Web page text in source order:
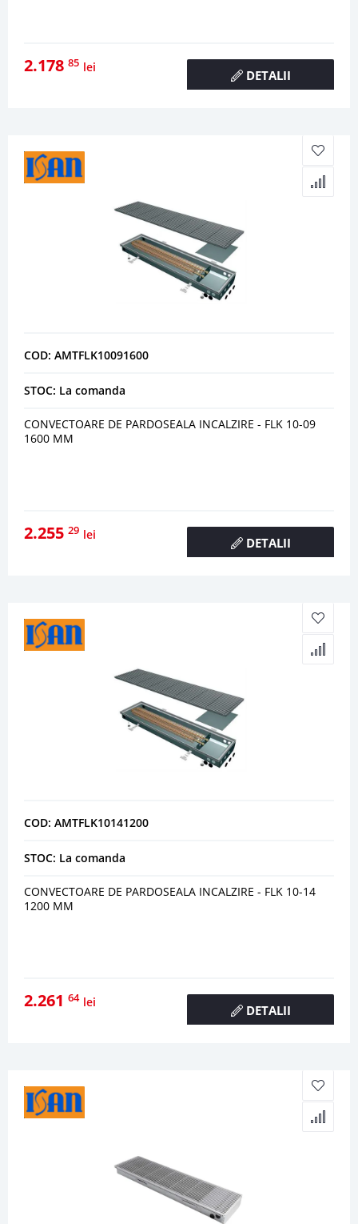
2.178 85 lei
DETALII
COD: AMTFLK10091600
STOC: La comanda
CONVECTOARE DE PARDOSEALA INCALZIRE - FLK 10-09
1600 MM
2.255 29 lei
DETALII
COD: AMTFLK10141200
STOC: La comanda
CONVECTOARE DE PARDOSEALA INCALZIRE - FLK 10-14
1200 MM
2.261 64 lei
DETALII